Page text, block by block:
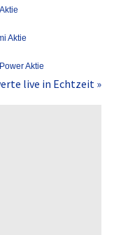
Aktie
Aktie
live in Echtzeit »